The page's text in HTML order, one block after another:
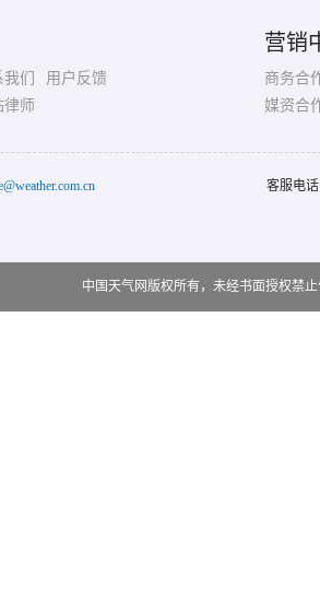
们
用户反馈
律师
营销
商务合
媒资合
客服电
中国天气网版权所有，未经书面授权